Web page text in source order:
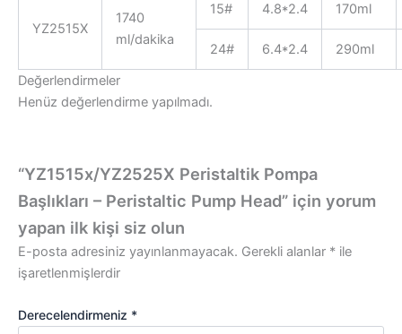
YZ2515X
1740
ml/dakika
15# 4.8*2.4 170ml
24# 6.4*2.4
290ml
Değerlendirmeler
Henüz değerlendirme yapılmadı.
“YZ1515x/YZ2525X Peristaltik Pompa
Başlıkları – Peristaltic Pump Head” için yorum
yapan ilk kişi siz olun
E-posta adresiniz yayınlanmayacak. Gerekli alanlar * ile
işaretlenmişlerdir
Derecelendirmeniz *